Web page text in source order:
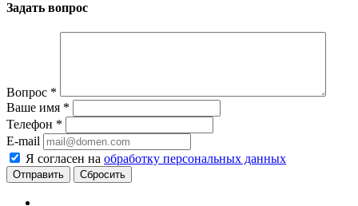
Задать вопрос
Вопрос *
Ваше имя *
Телефон *
E-mail
Я согласен на обработку персональных данных
Сбросить